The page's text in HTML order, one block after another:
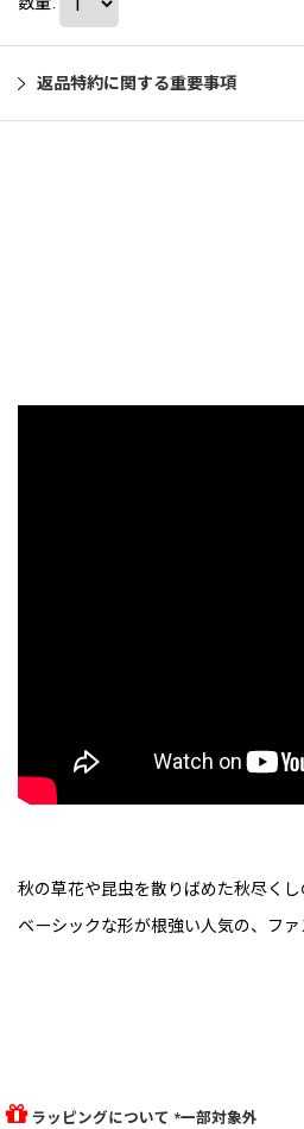
返品特約に関する重要事項
秋の草花や昆虫を散りばめた秋尽く
ベーシックな形が根強い人気の、フ
ラッピングについて *一部対象外